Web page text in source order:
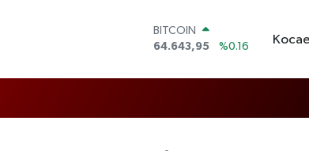
BITCOIN
64.643,95
%0.16
47,6006
%0.06